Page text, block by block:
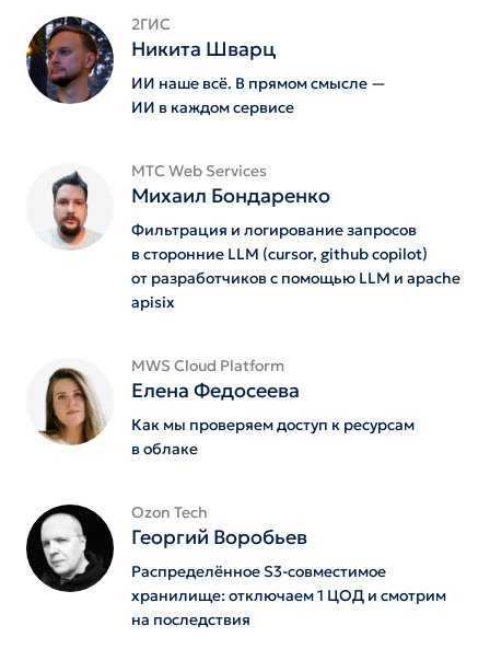
2ГИС
Никита Шварц
ИИ наше всё. В прямом смысле —
ИИ в каждом сервисе
MTС Web Services
Михаил Бондаренко
Фильтрация и логирование запросов
в сторонние LLM (cursor, github copilot)
от разработчиков с помощью LLM и apache
apisix
MWS Cloud Platform
Елена Федосеева
Как мы проверяем доступ к ресурсам
в облаке
Ozon Tech
Георгий Воробьев
Распределённое S3-совместимое
хранилище: отключаем 1 ЦОД и смотрим
на последствия